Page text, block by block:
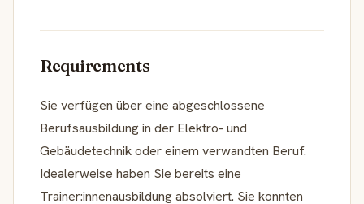
Requirements
Sie verfügen über eine abgeschlossene
Berufsausbildung in der Elektro- und
Gebäudetechnik oder einem verwandten Beruf.
Idealerweise haben Sie bereits eine
Trainer:innenausbildung absolviert. Sie konnten